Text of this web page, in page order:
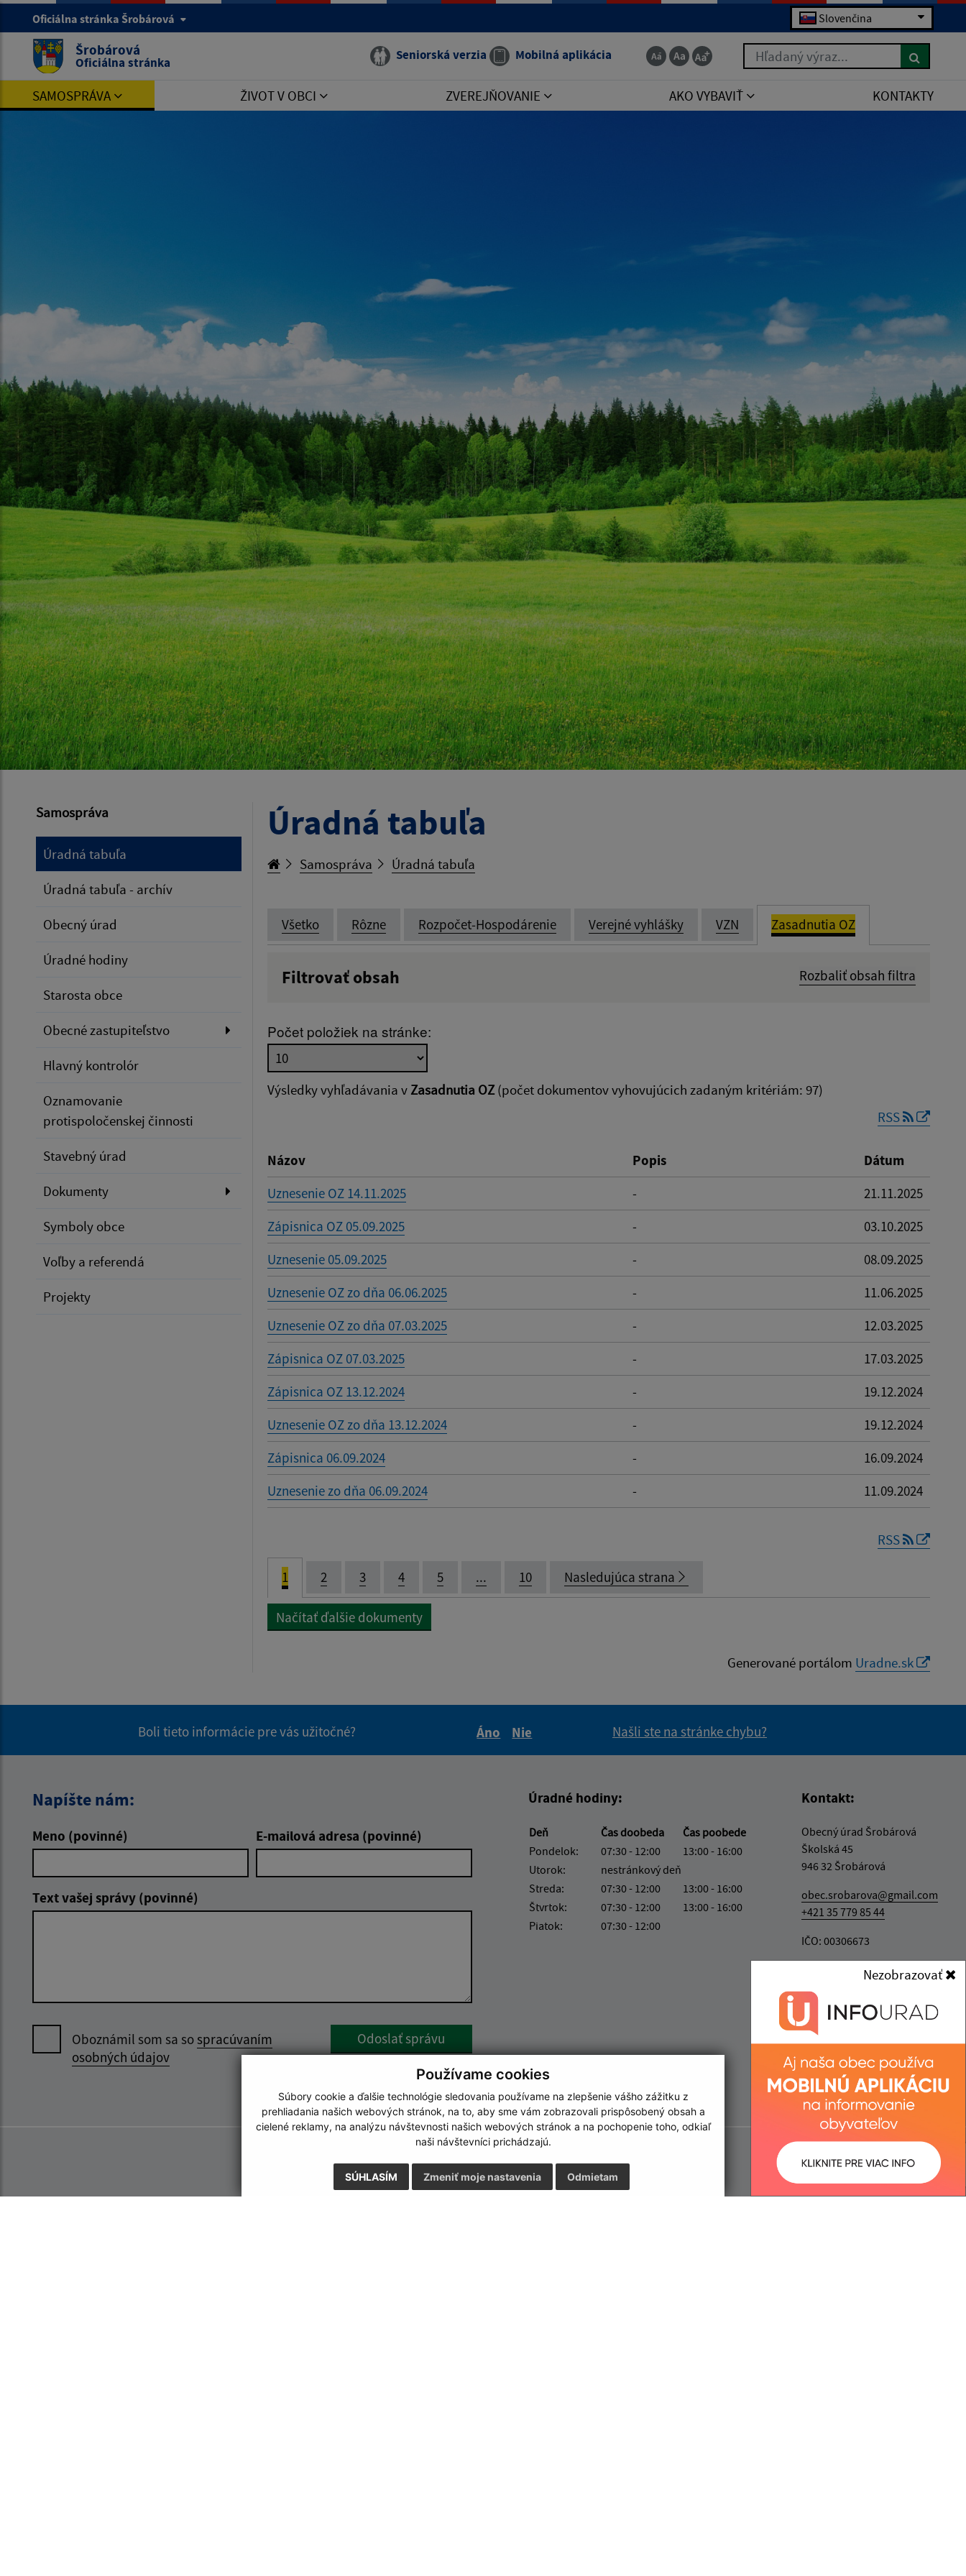
Používame cookies
Súbory cookie a ďalšie technológie sledovania používame na zlepšenie vášho zážitku z
prehliadania našich webových stránok, na to, aby sme vám zobrazovali prispôsobený obsah a
cielené reklamy, na analýzu návštevnosti našich webových stránok a na pochopenie toho, odkiaľ
naši návštevníci prichádzajú.
SÚHLASÍM Odmietam
Zmeniť moje nastavenia
Nezobrazovať
Oficiálna stránka Šrobárová Slovenčina
Šrobárová
Oficiálna stránka Seniorská verzia Mobilná aplikácia Hľadaný výraz...
SAMOSPRÁVA ŽIVOT V OBCI ZVEREJŇOVANIE AKO VYBAVIŤ KONTAKTY
Samospráva
Úradná tabuľa
Úradná tabuľa - archív
Obecný úrad
Úradné hodiny
Starosta obce
Obecné zastupiteľstvo
Hlavný kontrolór
Oznamovanie
protispoločenskej činnosti
Stavebný úrad
Dokumenty
Symboly obce
Voľby a referendá
Projekty
Úradná tabuľa
Samospráva Úradná tabuľa
Všetko Rôzne Rozpočet-Hospodárenie Verejné vyhlášky VZN Zasadnutia OZ
Filtrovať obsah Rozbaliť obsah filtra
Dátum zverejnenia do:
Počet položiek na stránke:
Výsledky vyhľadávania v Zasadnutia OZ (počet dokumentov vyhovujúcich zadaným kritériám: 97)
RSS
Názov Popis
Dátum
Uznesenie OZ 14.11.2025
-
21.11.2025
Zápisnica OZ 05.09.2025
-
03.10.2025
Uznesenie 05.09.2025
-
08.09.2025
Uznesenie OZ zo dňa 06.06.2025
-
11.06.2025
Uznesenie OZ zo dňa 07.03.2025
-
12.03.2025
Zápisnica OZ 07.03.2025
-
17.03.2025
Zápisnica OZ 13.12.2024
-
19.12.2024
Uznesenie OZ zo dňa 13.12.2024
-
19.12.2024
Zápisnica 06.09.2024
-
16.09.2024
Uznesenie zo dňa 06.09.2024
- 11.09.2024
RSS
1 2 3 4 5 ... 10 Nasledujúca strana
Načítať ďalšie dokumenty
Generované portálom Uradne.sk
Boli tieto informácie pre vás užitočné?
Áno
Nie
Našli ste na stránke chybu?
Napíšte nám:
Meno (povinné) E-mailová adresa (povinné)
Text vašej správy (povinné)
Oboznámil som sa sospracúvaním
osobných údajov
Odoslať správu
Úradné hodiny:
Deň Čas doobeda
Čas poobede
Pondelok:
07:30 - 12:00
13:00 - 16:00
Utorok:
nestránkový deň
Streda:
07:30 - 12:00
13:00 - 16:00
Štvrtok:
07:30 - 12:00
13:00 - 16:00
Piatok:
07:30 - 12:00
Kontakt:
Obecný úrad Šrobárová
Školská 45
946 32 Šrobárová
obec.srobarova@gmail.com
+421 35 779 85 44
IČO: 00306673